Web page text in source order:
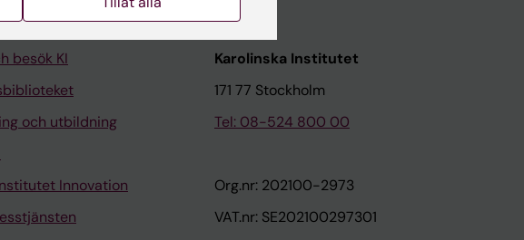
besök KI
och utbildning
Innovation
Karolinska Institutet
171 77 Stockholm
Tel: 08-524 800 00
Org.nr: 202100-2973
VAT.nr: SE202100297301